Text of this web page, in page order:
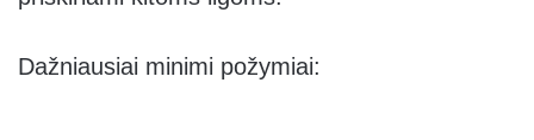
Dažniausiai minimi požymiai: